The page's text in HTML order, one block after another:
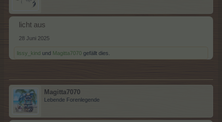
licht aus
28 Juni 2025
lissy_kind und Magitta7070 gefällt dies.
Magitta7070
Lebende Forenlegende